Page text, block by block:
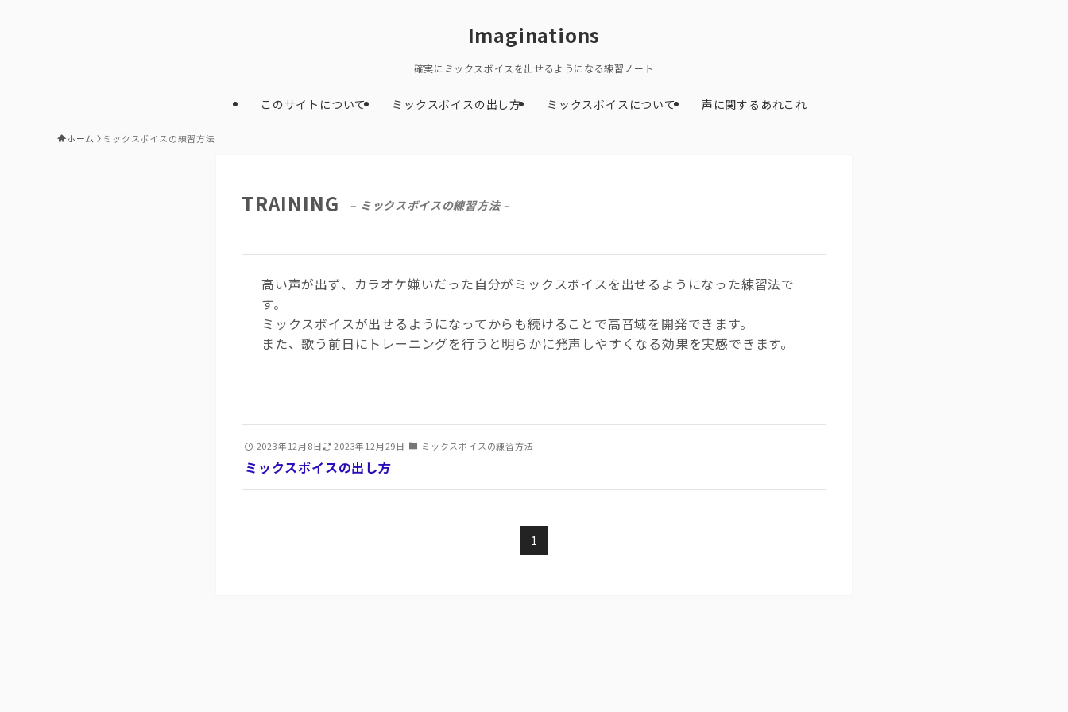
Imaginations
確実にミックスボイスを出せるようになる練習ノート
このサイトについて ミックスボイスの出し方 ミックスボイスについて 声に関するあれこれ
ホーム ミックスボイスの練習方法
TRAINING – ミックスボイスの練習方法 –
高い声が出ず、カラオケ嫌いだった自分がミックスボイスを出せるようになった練習法で
す。
ミックスボイスが出せるようになってからも続けることで高音域を開発できます。
また、歌う前日にトレーニングを行うと明らかに発声しやすくなる効果を実感できます。
2023年12月8日 2023年12月29日 ミックスボイスの練習方法
ミックスボイスの出し方
1